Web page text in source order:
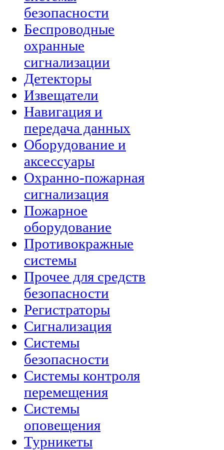
безопасности
Беспроводные
охранные
сигнализации
Детекторы
Извещатели
Навигация и
передача данных
Оборудование и
аксессуары
Охранно-пожарная
сигнализация
Пожарное
оборудование
Противокражные
системы
Прочее для средств
безопасности
Регистраторы
Сигнализация
Системы
безопасности
Системы контроля
перемещения
Системы
оповещения
Турникеты